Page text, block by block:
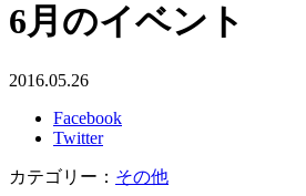
6月のイベント
2016.05.26
Facebook
Twitter
カテゴリー： その他